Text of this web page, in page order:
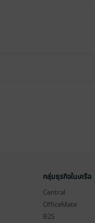
กลุ่มธุรกิจในเครือ
Central
OfficeMate
B2S